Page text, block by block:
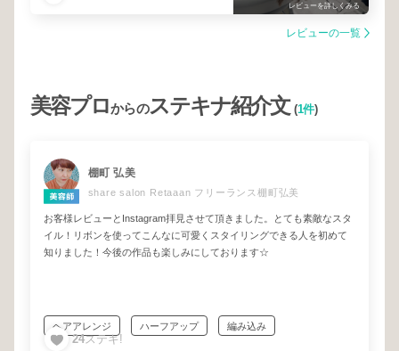
レビューを詳しくみる
レビューの一覧
美容プロからのステキナ紹介文(1件)
棚町 弘美
share salon Retaaan フリーランス棚町弘美
お客様レビューとInstagram拝見させて頂きました。とても素敵なスタ
イル！リボンを使ってこんなに可愛くスタイリングできる人を初めて
知りました！今後の作品も楽しみにしております☆
ヘアアレンジ ハーフアップ 編み込み
24ステキ!